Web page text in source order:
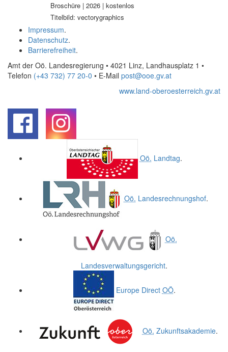
Broschüre | 2026 | kostenlos
Titelbild: vectorygraphics
Impressum.
Datenschutz.
Barrierefreiheit.
Amt der Oö. Landesregierung • 4021 Linz, Landhausplatz 1 •
Telefon (+43 732) 77 20-0 • E-Mail post@ooe.gv.at
www.land-oberoesterreich.gv.at
Oö. Landtag.
Oö. Landesrechnungshof.
Oö.
Landesverwaltungsgericht.
Europe Direct OÖ.
Oö. Zukunftsakademie.